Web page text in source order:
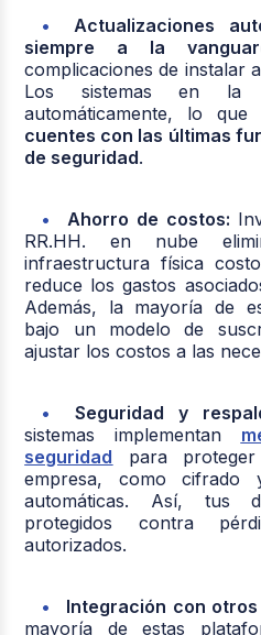
Actualizaciones
siempre a la
complicaciones de instalar
Los sistemas en la
automáticamente, lo que
cuentes con las últimas
de seguridad.
Ahorro de costos:
RR.HH. en nube
infraestructura física
reduce los gastos
Además, la mayoría de
bajo un modelo de
ajustar los costos a las
Seguridad y
sistemas implementan
seguridad para
empresa, como cifrado
automáticas. Así, tus
protegidos contra
autorizados.
Integración con
mayoría de estas